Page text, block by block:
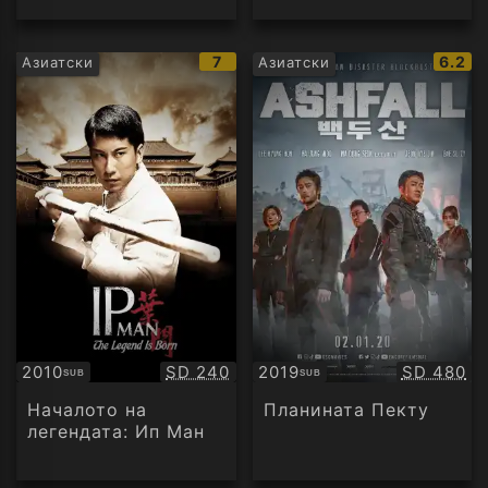
Азиатски
IMDb
рейтинг:
7
2010SUB
Субтитри Качество:
SD 240
Началото на
легендата: Ип Ман
Азиатски
IMDb
6.2
2019SUB
Субтитри SD 480
Планината Пекту